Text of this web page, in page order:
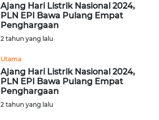
Ajang Hari Listrik Nasional 2024,
PLN EPI Bawa Pulang Empat
Penghargaan
2 tahun yang lalu
Utama
Ajang Hari Listrik Nasional 2024,
PLN EPI Bawa Pulang Empat
Penghargaan
2 tahun yang lalu